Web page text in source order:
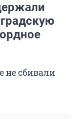
не сбивали